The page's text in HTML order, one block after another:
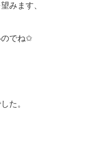
みます、
のでね✩
た。